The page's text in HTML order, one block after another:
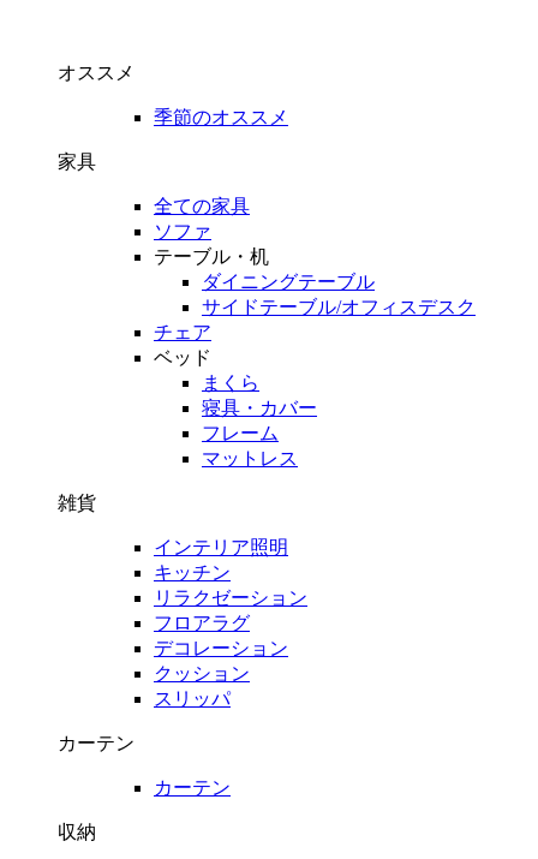
オススメ
季節のオススメ
家具
全ての家具
ソファ
テーブル・机
ダイニングテーブル
サイドテーブル/オフィスデスク
チェア
ベッド
まくら
寝具・カバー
フレーム
マットレス
雑貨
インテリア照明
キッチン
リラクゼーション
フロアラグ
デコレーション
クッション
スリッパ
カーテン
カーテン
収納